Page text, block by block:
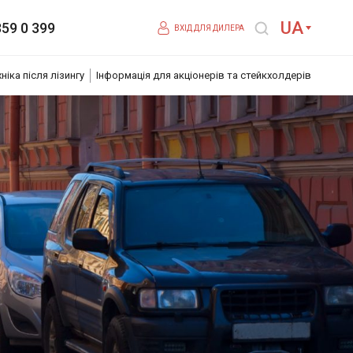
0 399 ВХІД ДЛЯ ДИЛЕРА UA
після лізингу Інформація для акціонерів та стейкхолдерів